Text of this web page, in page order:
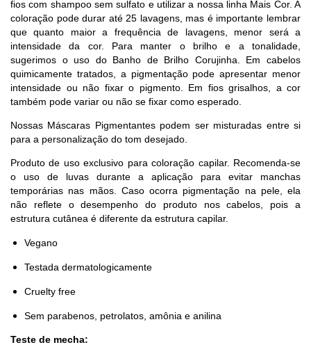
fios com shampoo sem sulfato e utilizar a nossa linha Mais Cor. A
coloração pode durar até 25 lavagens, mas é importante lembrar
que quanto maior a frequência de lavagens, menor será a
intensidade da cor. Para manter o brilho e a tonalidade,
sugerimos o uso do Banho de Brilho Corujinha. Em cabelos
quimicamente tratados, a pigmentação pode apresentar menor
intensidade ou não fixar o pigmento. Em fios grisalhos, a cor
também pode variar ou não se fixar como esperado.
Nossas Máscaras Pigmentantes podem ser misturadas entre si
para a personalização do tom desejado.
Produto de uso exclusivo para coloração capilar. Recomenda-se
o uso de luvas durante a aplicação para evitar manchas
temporárias nas mãos. Caso ocorra pigmentação na pele, ela
não reflete o desempenho do produto nos cabelos, pois a
estrutura cutânea é diferente da estrutura capilar.
Vegano
Testada dermatologicamente
Cruelty free
Sem parabenos, petrolatos, amônia e anilina
Teste de mecha: